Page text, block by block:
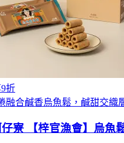
折
融合鹹香烏魚鬆，鹹甜交織
寮 【梓官漁會】烏魚